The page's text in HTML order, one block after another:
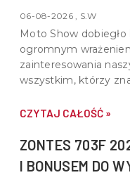
06-08-2026 , S.W
Moto Show
ogromnym
zainteresowania
wszystkim, którzy
do motoryzacji.
CZYTAJ CAŁOŚĆ »
ZONTES 703F
I BONUSEM DO